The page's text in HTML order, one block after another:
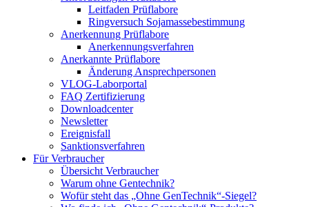
Leitfaden Prüflabore
Ringversuch Sojamassebestimmung
Anerkennung Prüflabore
Anerkennungsverfahren
Anerkannte Prüflabore
Änderung Ansprechpersonen
VLOG-Laborportal
FAQ Zertifizierung
Downloadcenter
Newsletter
Ereignisfall
Sanktionsverfahren
Für Verbraucher
Übersicht Verbraucher
Warum ohne Gentechnik?
Wofür steht das „Ohne GenTechnik“-Siegel?